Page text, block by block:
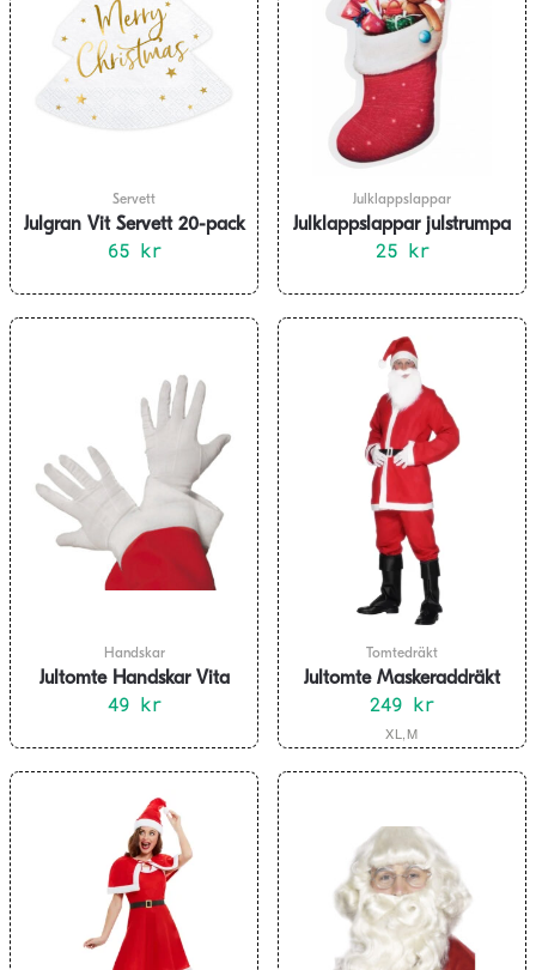
Servett
Julgran Vit Servett 20-pack
65 kr
Julklappslappar
Julklappslappar julstrumpa
6-pack
25 kr
Handskar
Jultomte Handskar Vita
49 kr
Tomtedräkt
Jultomte Maskeraddräkt
249 kr
Den
flera
varianter.
De
olika
alternativen
XL,M